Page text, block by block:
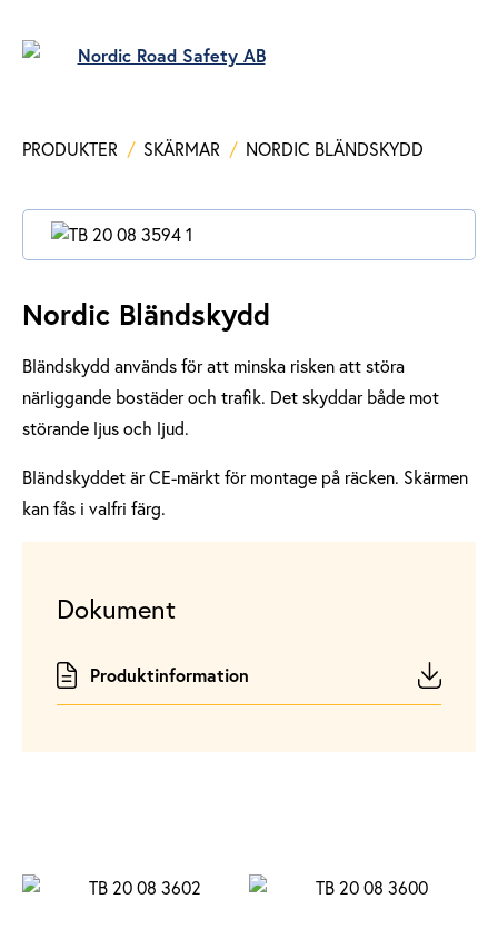
PRODUKTER / SKÄRMAR / NORDIC BLÄNDSKYDD
Nordic Bländskydd
Bländskydd används för att minska risken att störa
närliggande bostäder och trafik. Det skyddar både mot
störande ljus och ljud.
Bländskyddet är CE-märkt för montage på räcken. Skärmen
kan fås i valfri färg.
Dokument
Produktinformation